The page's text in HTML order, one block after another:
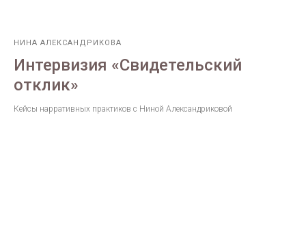
НИНА АЛЕКСАНДРИКОВА
Интервизия «Свидетельский
отклик»
Кейсы нарративных практиков c Ниной Александриковой